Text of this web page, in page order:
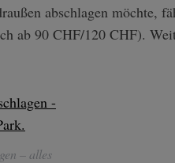
abschlagen möchte,
ab 90 CHF/120 CHF).
– alles